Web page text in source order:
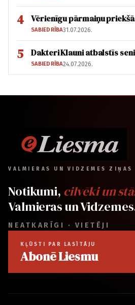
4 Vērienīgu pārmaiņu priekšā
SABIEDRĪBA31.07.2026.
5 Dakteri Klauni atbalstīs
SABIEDRĪBA24.07.2026.
VALMIERAS UN VIDZEMES ZIŅAS
Notikumi, cilvēki un
Valmieras un
NEATKARĪGI · VIETĒJI
KĻŪSTI PAR LASĪTĀJU
Abonē Liesmu